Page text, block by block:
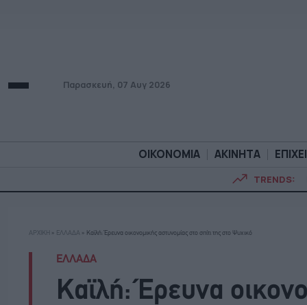
Παρασκευή, 07 Αυγ 2026
ΟΙΚΟΝΟΜΙΑ ΑΚΙΝΗΤΑ
TRENDS:
ΟΙΚΟΝΟΜΙΑ
ΑΡΧΙΚΗ » ΕΛΛΑΔΑ » Καϊλή: Έρευνα οικονομικής αστυνομίας στο σπίτι της στο Ψυχικό
ΕΛΛΑΔΑ
Καϊλή: Έρευνα